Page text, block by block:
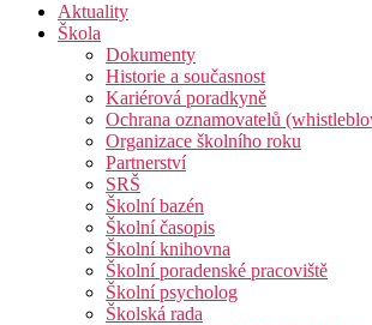
Aktuality
Škola
Dokumenty
Historie a současnost
Kariérová poradkyně
Ochrana oznamovatelů
Organizace školního roku
Partnerství
SRŠ
Školní bazén
Školní časopis
Školní knihovna
Školní poradenské pracoviště
Školní psycholog
Školská rada